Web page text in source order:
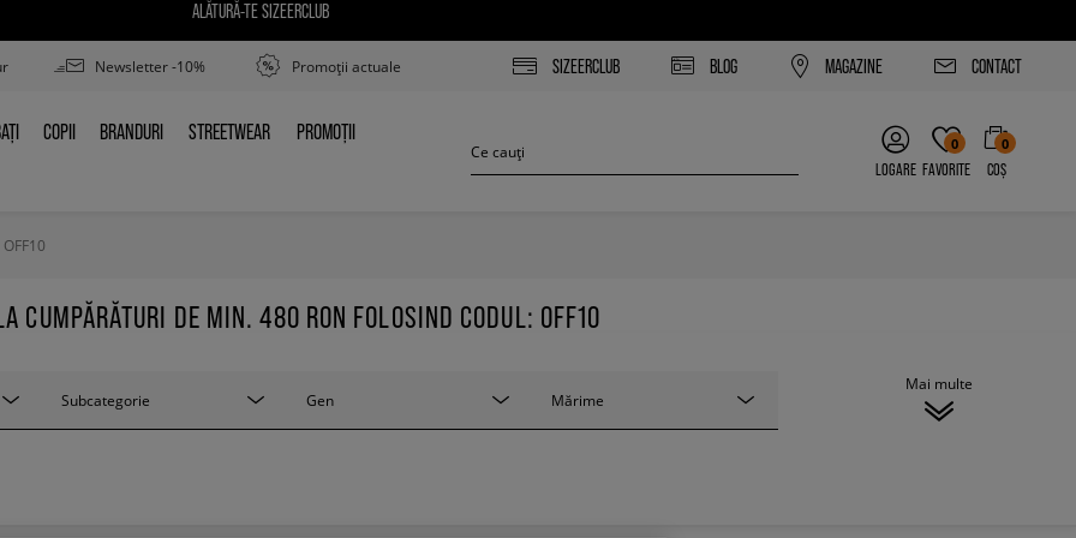
ALĂTURĂ-TE SIZEERCLUB
Newsletter -10% Promoții actuale SIZEERCLUB BLOG MAGAZINE CONTACT
COPII
COPII BRANDURI
BRANDURI STREETWEAR
STREETWEAR PROMOȚII
PROMOȚII
LOGARE
0
FAVORITE
0
COȘ
CUMPĂRĂTURI DE MIN. 480 RON FOLOSIND CODUL: OFF10
Subcategorie Gen Mărime
Mai multe